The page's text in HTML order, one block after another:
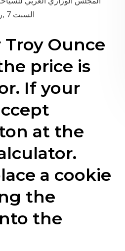
Saturday 16th October, 1999 G No. 9879: السبت 7 ,رجب 1420 العدد 9879
Ounce
price is
If your
at the
a cookie
the
the